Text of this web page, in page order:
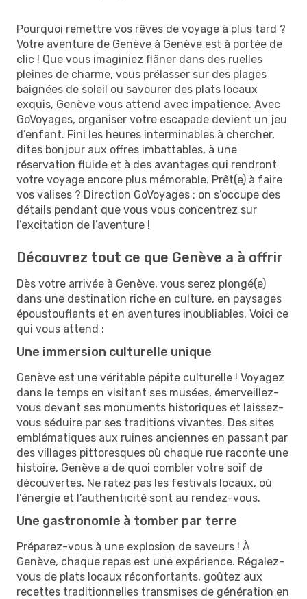
Pourquoi remettre vos rêves de voyage à plus tard ?
Votre aventure de Genève à Genève est à portée de
clic ! Que vous imaginiez flâner dans des ruelles
pleines de charme, vous prélasser sur des plages
baignées de soleil ou savourer des plats locaux
exquis, Genève vous attend avec impatience. Avec
GoVoyages, organiser votre escapade devient un jeu
d’enfant. Fini les heures interminables à chercher,
dites bonjour aux offres imbattables, à une
réservation fluide et à des avantages qui rendront
votre voyage encore plus mémorable. Prêt(e) à faire
vos valises ? Direction GoVoyages : on s’occupe des
détails pendant que vous vous concentrez sur
l’excitation de l’aventure !
Découvrez tout ce que Genève a à offrir
Dès votre arrivée à Genève, vous serez plongé(e)
dans une destination riche en culture, en paysages
époustouflants et en aventures inoubliables. Voici ce
qui vous attend :
Une immersion culturelle unique
Genève est une véritable pépite culturelle ! Voyagez
dans le temps en visitant ses musées, émerveillez-
vous devant ses monuments historiques et laissez-
vous séduire par ses traditions vivantes. Des sites
emblématiques aux ruines anciennes en passant par
des villages pittoresques où chaque rue raconte une
histoire, Genève a de quoi combler votre soif de
découvertes. Ne ratez pas les festivals locaux, où
l’énergie et l’authenticité sont au rendez-vous.
Une gastronomie à tomber par terre
Préparez-vous à une explosion de saveurs ! À
Genève, chaque repas est une expérience. Régalez-
vous de plats locaux réconfortants, goûtez aux
recettes traditionnelles transmises de génération en